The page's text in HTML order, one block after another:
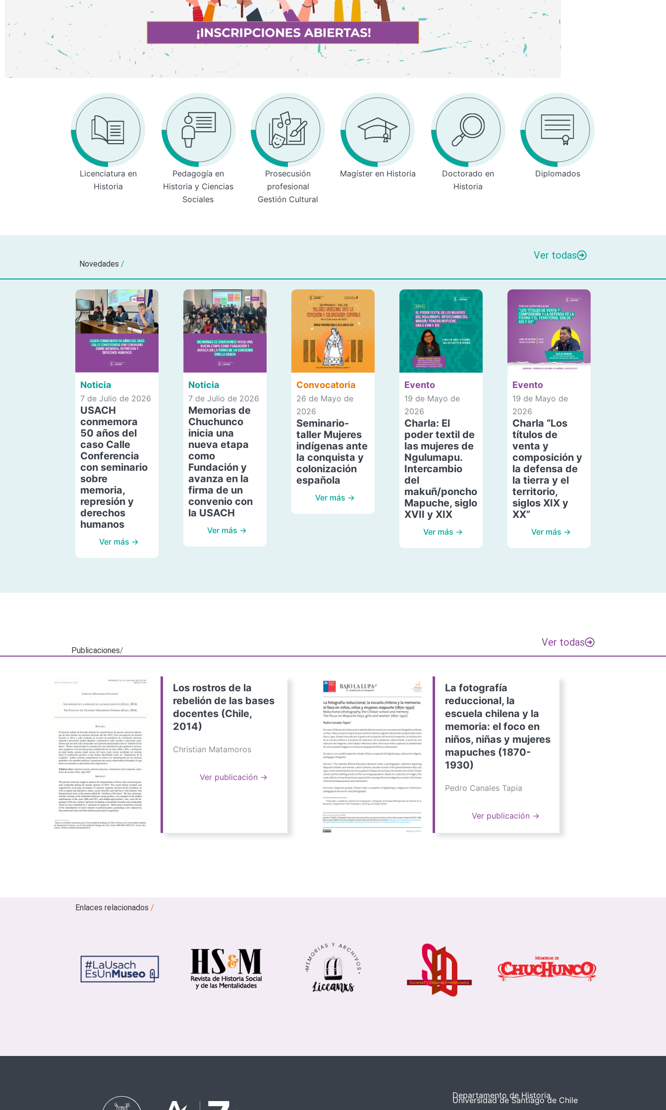
Licenciatura en
Historia
Pedagogía en
Historia y Ciencias
Sociales
Prosecusión
profesional
Gestión Cultural
Magíster en Historia
Doctorado en
Historia
Diplomados
Novedades /
Ver todas
Noticia
7 de Julio de 2026
USACH
conmemora
50 años del
caso Calle
Conferencia
con seminario
sobre
memoria,
represión y
derechos
humanos
Ver más →
Noticia
7 de Julio de 2026
Memorias de
Chuchunco
inicia una
nueva etapa
como
Fundación y
avanza en la
firma de un
convenio con
la USACH
Ver más →
Convocatoria
26 de Mayo de
2026
Seminario-
taller Mujeres
indígenas ante
la conquista y
colonización
española
Ver más →
Evento
19 de Mayo de
2026
Charla: El
poder textil de
las mujeres de
Ngulumapu.
Intercambio
del
makuñ/poncho
Mapuche, siglo
XVII y XIX
Ver más →
Evento
19 de Mayo de
2026
Charla “Los
títulos de
venta y
composición y
la defensa de
la tierra y el
territorio,
siglos XIX y
XX”
Ver más →
Publicaciones/
Ver todas
Los rostros de la
rebelión de las bases
docentes (Chile,
2014)
Christian Matamoros
Ver publicación →
La fotografía
reduccional, la
escuela chilena y la
memoria: el foco en
niños, niñas y mujeres
mapuches (1870-
1930)
Pedro Canales Tapia
Ver publicación →
Enlaces relacionados/
Departamento de Historia
Universidad de Santiago de Chile